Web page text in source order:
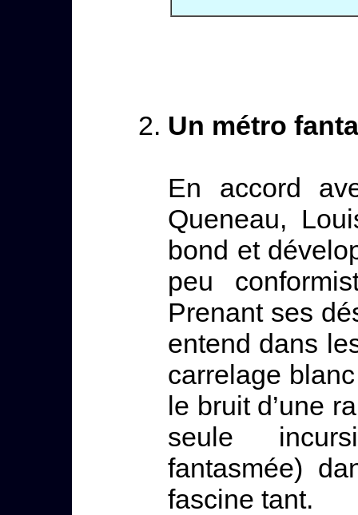
Un métro
En accord
Queneau,
bond et
peu
Prenant ses
entend dans
carrelage
le bruit d’une
seule
fantasmée)
fascine tant.